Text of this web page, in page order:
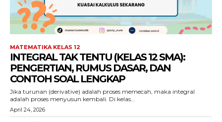
MATEMATIKA KELAS 12
INTEGRAL TAK TENTU (KELAS 12 SMA):
PENGERTIAN, RUMUS DASAR, DAN
CONTOH SOAL LENGKAP
Jika turunan (derivative) adalah proses memecah, maka integral
adalah proses menyusun kembali. Di kelas...
April 24, 2026